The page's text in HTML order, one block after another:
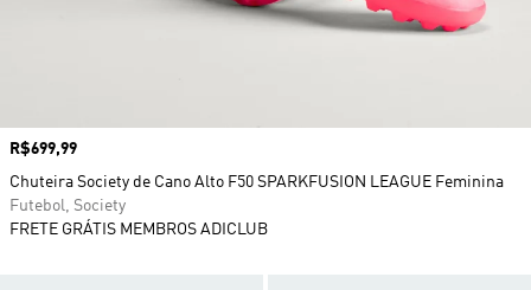
Preço
R$699,99
Chuteira Society de Cano Alto F50 SPARKFUSION LEAGUE Feminina
Futebol, Society
FRETE GRÁTIS MEMBROS ADICLUB